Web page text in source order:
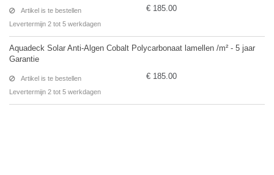
Artikel is te bestellen
Levertermijn 2 tot 5 werkdagen
€ 185.00
Aquadeck Solar Anti-Algen Cobalt Polycarbonaat lamellen /m² - 5 jaar
Garantie
Artikel is te bestellen
Levertermijn 2 tot 5 werkdagen
€ 185.00